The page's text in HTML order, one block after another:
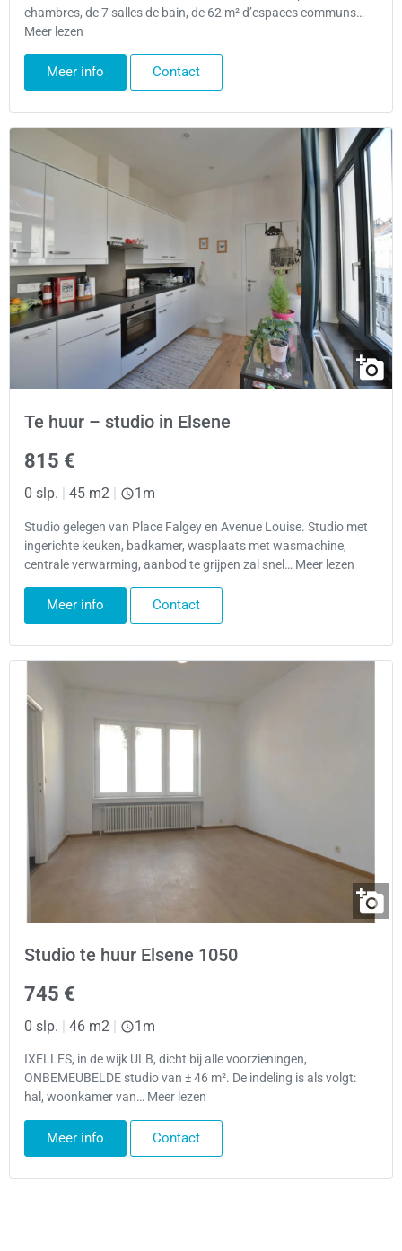
chambres, de 7 salles de bain, de 62 m² d’espaces communs…
Meer lezen
Meer info Contact
Te huur – studio in Elsene
815 €
0 slp. 45 m2 1m
Studio gelegen van Place Falgey en Avenue Louise. Studio met
ingerichte keuken, badkamer, wasplaats met wasmachine,
centrale verwarming, aanbod te grijpen zal snel… Meer lezen
Meer info Contact
Studio te huur Elsene 1050
745 €
0 slp. | 46 m2 | 1m
IXELLES, in de wijk ULB, dicht bij alle voorzieningen,
ONBEMEUBELDE studio van ± 46 m². De indeling is als volgt:
hal, woonkamer van… Meer lezen
Meer info Contact